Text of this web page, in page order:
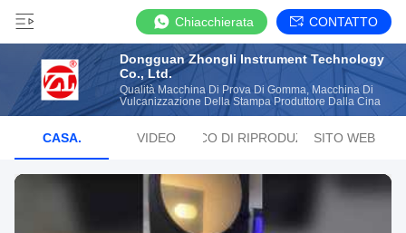
Chiacchierata CONTATTO
Dongguan Zhongli Instrument Technology
Co., Ltd.
Qualità Macchina Di Prova Di Gomma, Macchina Di
Vulcanizzazione Della Stampa Produttore Dalla Cina
CASA. VIDEOELENCO DI RIPRODUZIONESITO WEB